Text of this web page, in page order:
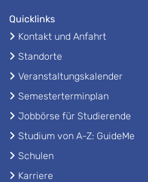
Quicklinks
Kontakt und Anfahrt
Standorte
Veranstaltungskalender
Semesterterminplan
Jobbörse für Studierende
Studium von A-Z: GuideMe
Schulen
Karriere